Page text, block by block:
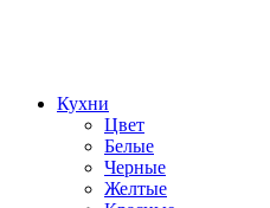
Кухни
Цвет
Белые
Черные
Желтые